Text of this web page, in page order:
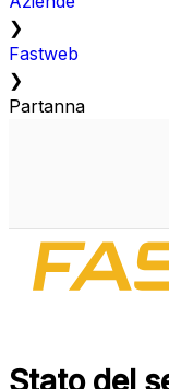
❯
Fastweb
❯
Partanna
Stato del